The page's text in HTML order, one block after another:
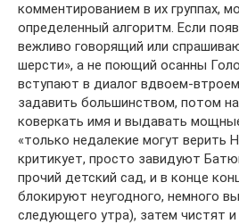
комментированием в их группах,
определенный алгоритм. Если
вежливо говорящий или
шерсти», а не поющий осанны
вступают в диалог вдвоем-
задавить большинством, потом
коверкать имя и выдавать
«только недалекие могут верить
критикует, просто завидуют
прочий детский сад, и в конце
блокируют неугодного, немного
следующего утра), затем чистят